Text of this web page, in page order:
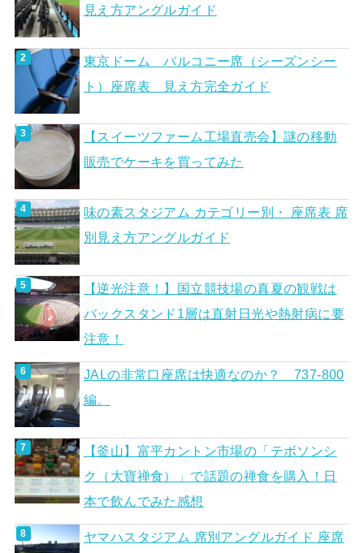
見え方アングルガイド
東京ドーム バルコニー席（シーズンシー
ト）座席表 見え方完全ガイド
【スイーツファーム工場直売会】謎の移動
販売でケーキを買ってみた
味の素スタジアム カテゴリー別・ 座席表 席
別見え方アングルガイド
【逆光注意！】国立競技場の真夏の観戦は
バックスタンド1層は直射日光や熱射病に要
注意！
JALの非常口座席は快適なのか？ 737-800
編。
【釜山】富平カントン市場の「テボソンシ
ク（大寶禅食）」で話題の禅食を購入！日
本で飲んでみた感想
ヤマハスタジアム 席別アングルガイド 座席